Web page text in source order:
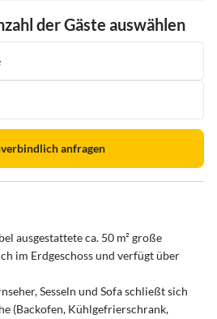
der Gäste auswählen
anfragen
ausgestattete ca. 50 m² große
im Erdgeschoss und verfügt über
Sesseln und Sofa schließt sich
(Backofen, Kühlgefrierschrank,